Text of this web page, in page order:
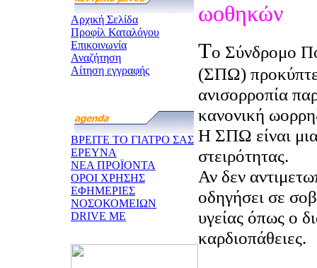
Αρχική Σελίδα
Προφίλ Καταλόγου
Επικοινωνία
Αναζήτηση
Αίτηση εγγραφής
ΒΡΕΙΤΕ ΤΟ ΓΙΑΤΡΟ ΣΑΣ
ΕΡΕΥΝΑ
ΝΕΑ ΠΡΟΪΟΝΤΑ
ΟΡΟΙ ΧΡΗΣΗΣ
ΕΦΗΜΕΡΙΕΣ
ΝΟΣΟΚΟΜΕΙΩΝ
DRIVE ME
ωοθηκών
Το Σύνδρομο
(ΣΠΩ)
ανισορροπία
κανονική
Η ΣΠΩ είναι
στειρότητας.
Αν δεν
οδηγήσει σε
υγείας όπως ο
καρδιοπάθειες.